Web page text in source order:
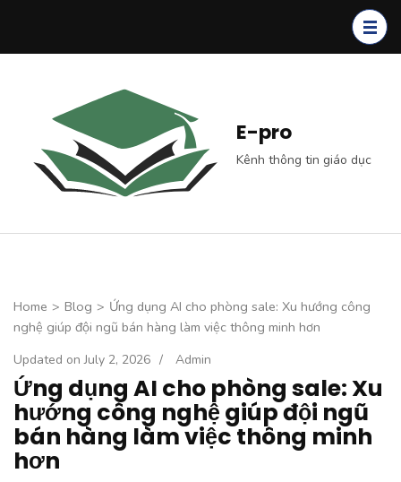
E-pro
Kênh thông tin giáo dục
Home > Blog > Ứng dụng AI cho phòng sale: Xu hướng công
nghệ giúp đội ngũ bán hàng làm việc thông minh hơn
Updated onJuly 2, 2026 / Admin
Ứng dụng AI cho phòng sale: Xu
hướng công nghệ giúp đội ngũ
bán hàng làm việc thông minh
hơn